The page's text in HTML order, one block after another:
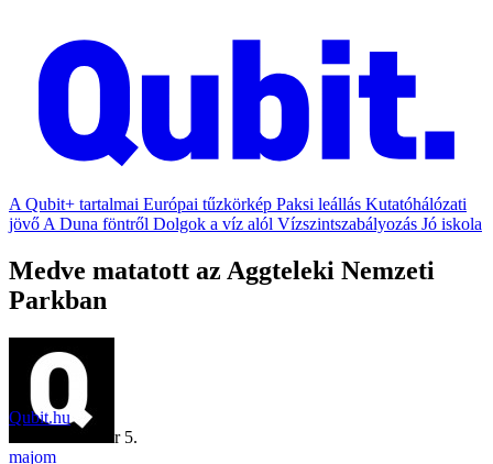
A Qubit+ tartalmai Európai tűzkörkép Paksi leállás Kutatóhálózati
jövő A Duna föntről Dolgok a víz alól Vízszintszabályozás Jó iskola
Medve matatott az Aggteleki Nemzeti
Parkban
Qubit.hu
2019. december 5.
majom